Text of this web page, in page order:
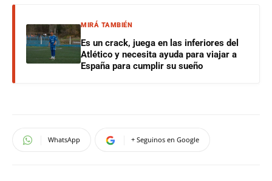
MIRÁ TAMBIÉN
Es un crack, juega en las inferiores del
Atlético y necesita ayuda para viajar a
España para cumplir su sueño
WhatsApp + Seguinos en Google